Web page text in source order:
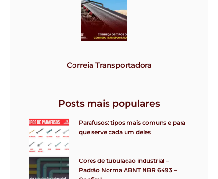
Correia Transportadora
Posts mais populares
Parafusos: tipos mais comuns e para
que serve cada um deles
Cores de tubulação industrial –
Padrão Norma ABNT NBR 6493 –